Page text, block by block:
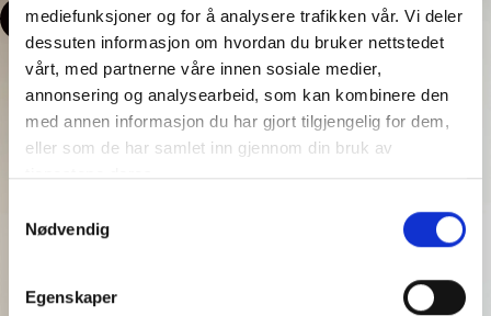
mediefunksjoner og for å analysere trafikken vår. Vi deler
dessuten informasjon om hvordan du bruker nettstedet
vårt, med partnerne våre innen sosiale medier,
annonsering og analysearbeid, som kan kombinere den
med annen informasjon du har gjort tilgjengelig for dem,
eller som de har samlet inn gjennom din bruk av
tjenestene deres.
Nødvendig
Egenskaper
-50% -70%